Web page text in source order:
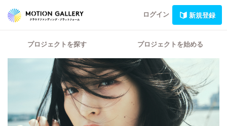
ログイン 新規登録
プロジェクトを探す プロジェクトを始める